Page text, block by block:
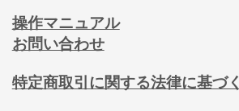
操作マニュアル
お問い合わせ
特定商取引に関する法律に基づ